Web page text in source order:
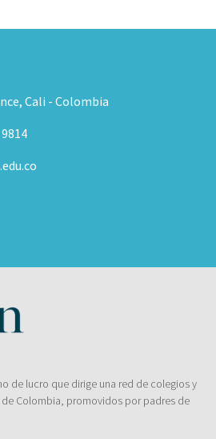
Cali - Colombia
de lucro que dirige una red de colegios y
Colombia, promovidos por padres de